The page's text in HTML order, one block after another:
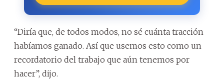
“Diría que, de todos modos, no sé cuánta tracción
habíamos ganado. Así que usemos esto como un
recordatorio del trabajo que aún tenemos por
hacer”, dijo.